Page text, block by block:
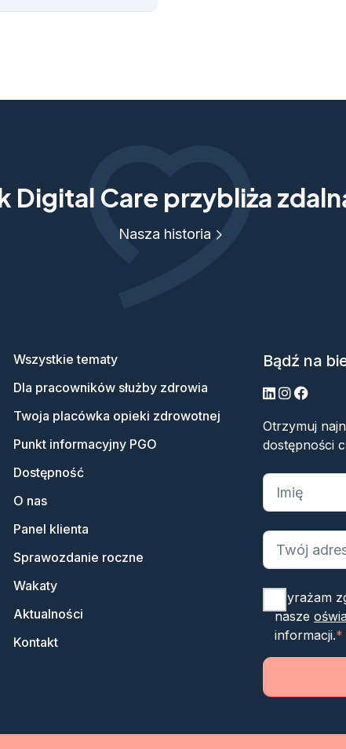
Digital Care przybliża
Nasza historia
Wszystkie tematy
Dla pracowników służby zdrowia
Twoja placówka opieki zdrowotnej
Punkt informacyjny PGO
Dostępność
O nas
Panel klienta
Sprawozdanie roczne
Wakaty
Aktualności
Kontakt
Bądź na
LinkedIn
Instagram
Otrzymuj
dostępności
„*”
Wyrażam
nasze
informacji.*